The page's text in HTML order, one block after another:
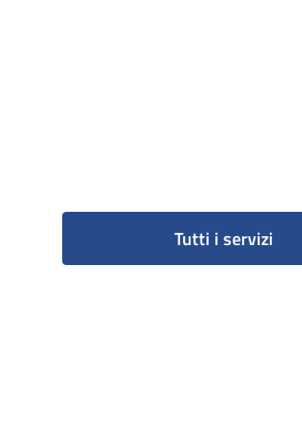
Tutti i servizi